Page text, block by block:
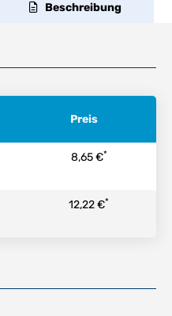
Beschreibung
Preis
8,65 €*
12,22 €*